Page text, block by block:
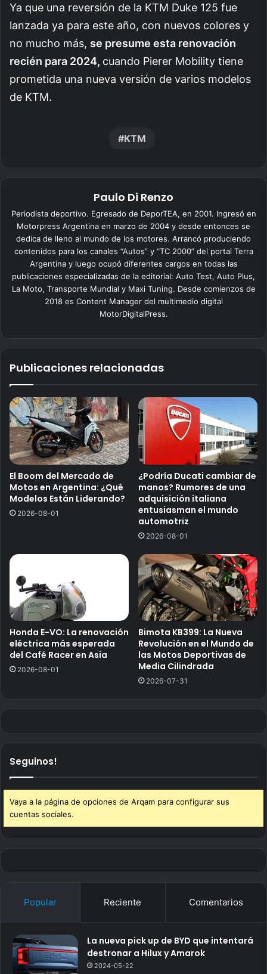
Ya que una reversión de la KTM Duke 125 fue
lanzada ya para este año, con nuevos colores y
no mucho más, se presume esta renovación
recién para 2024, cuando Pierer Mobility tiene
prometida una nueva versión de varios modelos
de KTM.
KTM
Paulo Di Renzo
Periodista deportivo. Egresado de DeporTEA, en 2001. Ingresó en
Motorpress Argentina en marzo de 2004 y desde entonces se
dedica de lleno al mundo de los motores. Arrancó produciendo
contenidos para los canales “Autos” y “TC 2000” del portal Terra
Argentina y luego ocupó diferentes cargos en todas las
publicaciones especializadas de la editorial: Auto Test, Auto Plus,
La Moto, Transporte Mundial y Maxi Tuning. Desde comienzos de
2018 es Content Manager del multimedio digital
MotorDigitalPress.
Publicaciones relacionadas
El Boom del Mercado de
Motos en Argentina: ¿Qué
Modelos Están Liderando?
2026-08-01
¿Podría Ducati cambiar de
manos? Rumores de una
adquisición italiana
entusiasman el mundo
automotriz
2026-08-01
Honda E-VO: La renovación
eléctrica más esperada
del Café Racer en Asia
2026-08-01
Bimota KB399: La Nueva
Revolución en el Mundo de
las Motos Deportivas de
Media Cilindrada
2026-07-31
Seguinos!
Vaya a la página de opciones de Arqam para configurar sus
cuentas sociales.
Popular Reciente Comentarios
La nueva pick up de BYD que intentará
destronar a Hilux y Amarok
2024-05-22